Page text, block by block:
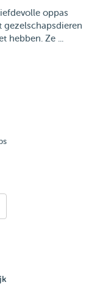
oppas
hebben. Ze ...